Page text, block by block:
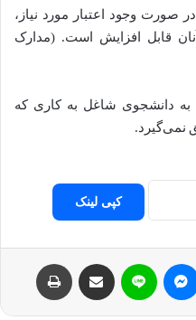
صورت وجود اعتبار مورد نیاز،
آنان قابل افزایش است. (مدارک
به دانشجوی شاغل به کاری که
نمی‌گیرد.
کپی لینک